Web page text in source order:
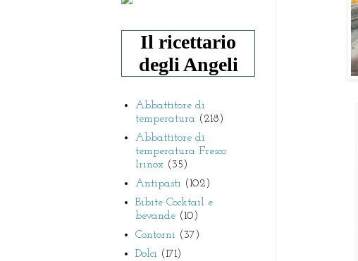
Il ricettario
degli Angeli
Abbattitore di
temperatura (218)
Abbattitore di
temperatura Fresco
Irinox (35)
Antipasti (102)
Bibite Cocktail e
bevande (10)
Contorni (37)
Dolci (171)